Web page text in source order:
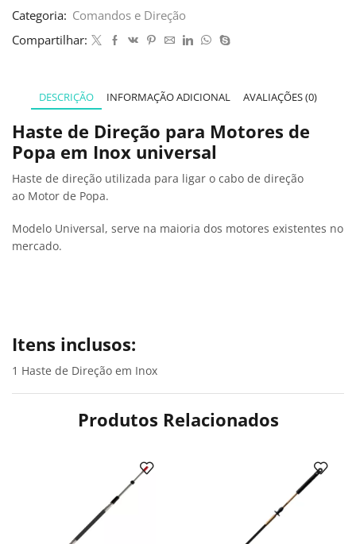
Categoria: Comandos e Direção
Compartilhar:
DESCRIÇÃO INFORMAÇÃO ADICIONAL AVALIAÇÕES (0)
Haste de Direção para Motores de
Popa em Inox universal
Haste de direção utilizada para ligar o cabo de direção
ao Motor de Popa.
Modelo Universal, serve na maioria dos motores existentes no
mercado.
Itens inclusos:
1 Haste de Direção em Inox
Produtos Relacionados